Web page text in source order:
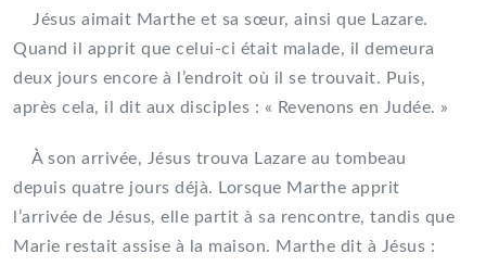
Jésus aimait Marthe et sa sœur, ainsi que Lazare.
Quand il apprit que celui-ci était malade, il demeura
deux jours encore à l’endroit où il se trouvait. Puis,
après cela, il dit aux disciples : « Revenons en Judée. »
À son arrivée, Jésus trouva Lazare au tombeau
depuis quatre jours déjà. Lorsque Marthe apprit
l’arrivée de Jésus, elle partit à sa rencontre, tandis que
Marie restait assise à la maison. Marthe dit à Jésus :